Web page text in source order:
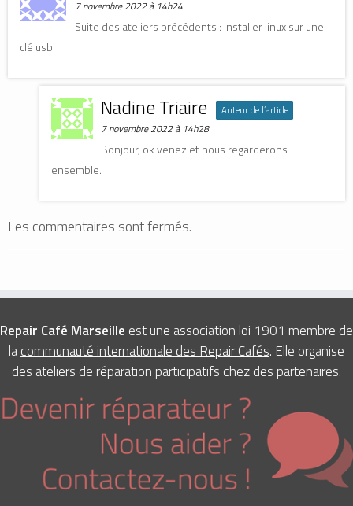
7 novembre 2022 à 14h24
Suite des ateliers précédents : installer linux sur une
clé usb
Nadine Triaire Auteur de l’article
7 novembre 2022 à 14h28
Bonjour, ok venez et nous regarderons
ensemble.
Les commentaires sont fermés.
Repair Café Marseille est une association loi 1901 membre de
lacommunauté internationale des Repair Cafés. Elle organise
des ateliers de réparation participatifs chez des partenaires.